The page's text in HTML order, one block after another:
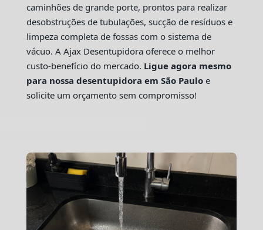
caminhões de grande porte, prontos para realizar
desobstruções de tubulações, sucção de resíduos e
limpeza completa de fossas com o sistema de
vácuo. A Ajax Desentupidora oferece o melhor
custo-benefício do mercado. Ligue agora mesmo
para nossa desentupidora em São Pauloe
solicite um orçamento sem compromisso!